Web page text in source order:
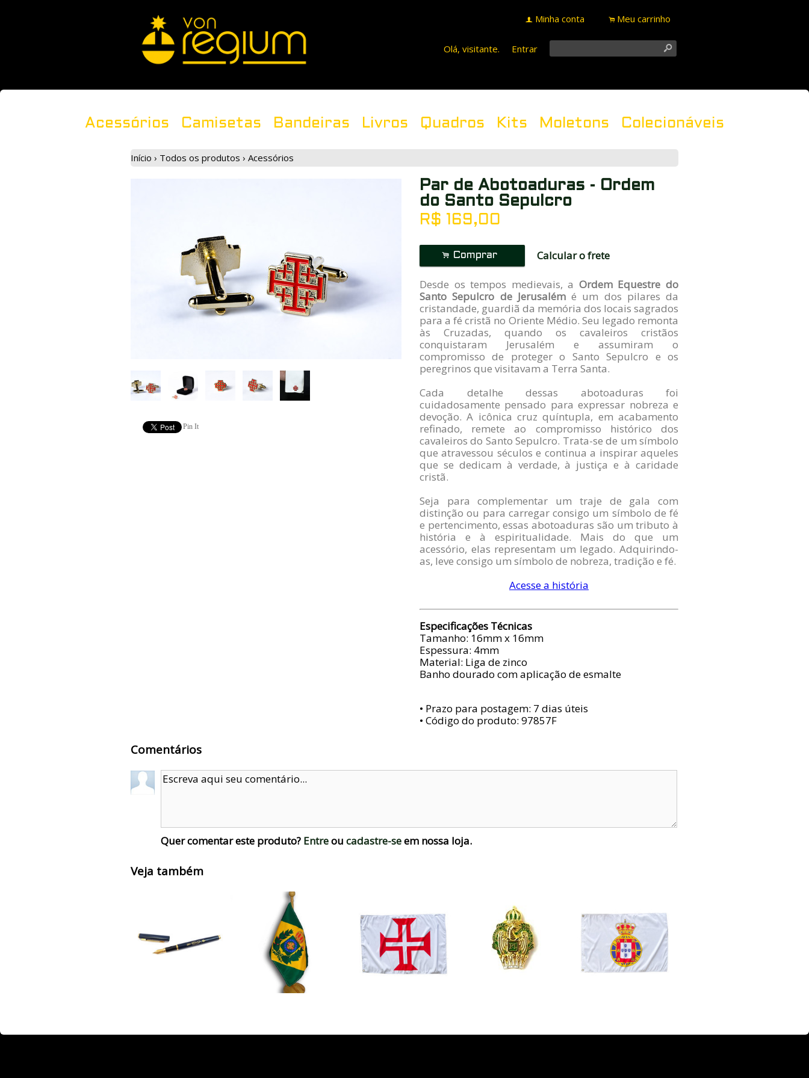
f Minha conta . Meu carrinho
Olá, visitante. Entrar s
Acessórios Camisetas Bandeiras Livros Quadros Kits Moletons Colecionáveis
Início › Todos os produtos › Acessórios
Pin It
Par de Abotoaduras - Ordem
do Santo Sepulcro
R$ 169,00
. Comprar Calcular o frete
Desde os tempos medievais, a Ordem Equestre do
Santo Sepulcro de Jerusalémé um dos pilares da
cristandade, guardiã da memória dos locais sagrados
para a fé cristã no Oriente Médio. Seu legado remonta
às Cruzadas, quando os cavaleiros cristãos
conquistaram Jerusalém e assumiram o
compromisso de proteger o Santo Sepulcro e os
peregrinos que visitavam a Terra Santa.
Cada detalhe dessas abotoaduras foi
cuidadosamente pensado para expressar nobreza e
devoção. A icônica cruz quíntupla, em acabamento
refinado, remete ao compromisso histórico dos
cavaleiros do Santo Sepulcro. Trata-se de um símbolo
que atravessou séculos e continua a inspirar aqueles
que se dedicam à verdade, à justiça e à caridade
cristã.
Seja para complementar um traje de gala com
distinção ou para carregar consigo um símbolo de fé
e pertencimento, essas abotoaduras são um tributo à
história e à espiritualidade. Mais do que um
acessório, elas representam um legado. Adquirindo-
as, leve consigo um símbolo de nobreza, tradição e fé.
Acesse a história
Especificações Técnicas
Tamanho: 16mm x 16mm
Espessura: 4mm
Material: Liga de zinco
Banho dourado com aplicação de esmalte
• Prazo para postagem: 7 dias úteis
• Código do produto: 97857F
Comentários
Quer comentar este produto? Entreou cadastre-seem nossa loja.
Veja também